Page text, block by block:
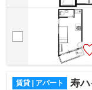
賃貸 | アパート 寿